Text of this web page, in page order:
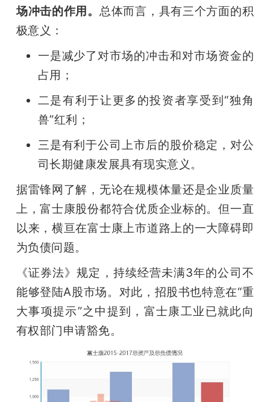
场冲击的作用。 总体而言，具有三个方面的积
极意义：
一是减少了对市场的冲击和对市场资金的
占用；
二是有利于让更多的投资者享受到“独角
兽”红利；
三是有利于公司上市后的股价稳定，对公
司长期健康发展具有现实意义。
据雷锋网了解，无论在规模体量还是企业质量
上，富士康股份都符合优质企业标的。但一直
以来，横亘在富士康上市道路上的一大障碍即
为负债问题。
《证券法》规定，持续经营未满3年的公司不
能够登陆A股市场。对此，招股书也特意在“重
大事项提示”之中提到，富士康工业已就此向
有权部门申请豁免。